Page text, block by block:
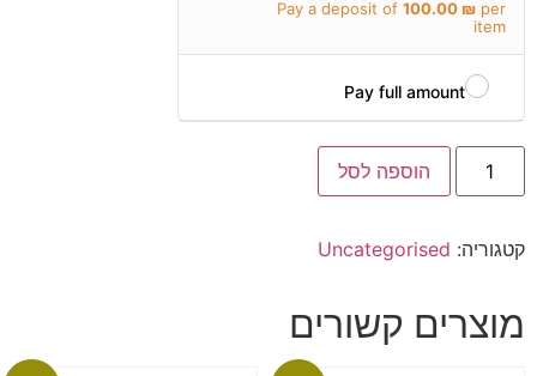
Pay a deposit of 100.00 ₪ per
item
Pay full amount
הוספה לסל
קטגוריה: Uncategorised
מוצרים קשורים